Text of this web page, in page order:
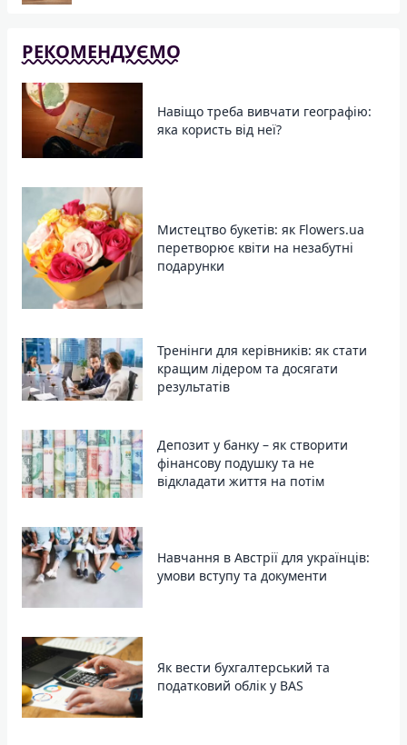
РЕКОМЕНДУЄМО
Навіщо треба вивчати географію:
яка користь від неї?
Мистецтво букетів: як Flowers.ua
перетворює квіти на незабутні
подарунки
Тренінги для керівників: як стати
кращим лідером та досягати
результатів
Депозит у банку – як створити
фінансову подушку та не
відкладати життя на потім
Навчання в Австрії для українців:
умови вступу та документи
Як вести бухгалтерський та
податковий облік у BAS